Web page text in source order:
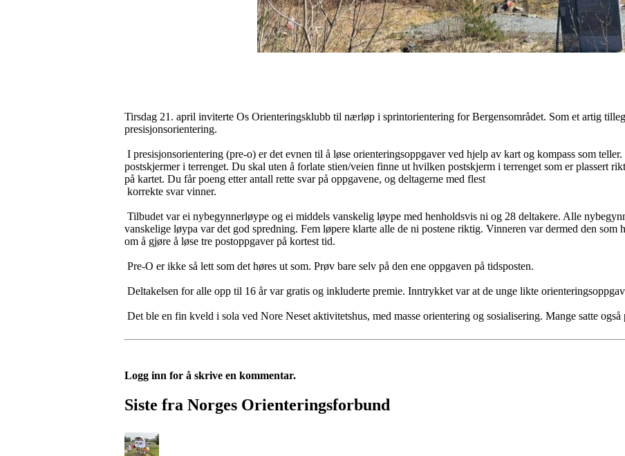
Tirsdag 21. april inviterte Os Orienteringsklubb til nærløp i sprintorientering for Bergensområdet. Som et artig
presisjonsorientering.
I presisjonsorientering (pre-o) er det evnen til å løse orienteringsoppgaver ved hjelp av kart og kompass som
postskjermer i terrenget. Du skal uten å forlate stien/veien finne ut hvilken postskjerm i terrenget som er plassert
på kartet. Du får poeng etter antall rette svar på oppgavene, og deltagerne med flest
korrekte svar vinner.
Tilbudet var ei nybegynnerløype og ei middels vanskelig løype med henholdsvis ni og 28 deltakere. Alle
vanskelige løypa var det god spredning. Fem løpere klarte alle de ni postene riktig. Vinneren var dermed den som
om å gjøre å løse tre postoppgaver på kortest tid.
Pre-O er ikke så lett som det høres ut som. Prøv bare selv på den ene oppgaven på tidsposten.
Deltakelsen for alle opp til 16 år var gratis og inkluderte premie. Inntrykket var at de unge likte
Det ble en fin kveld i sola ved Nore Neset aktivitetshus, med masse orientering og sosialisering. Mange satte
Logg inn for å skrive en kommentar.
Siste fra Norges Orienteringsforbund